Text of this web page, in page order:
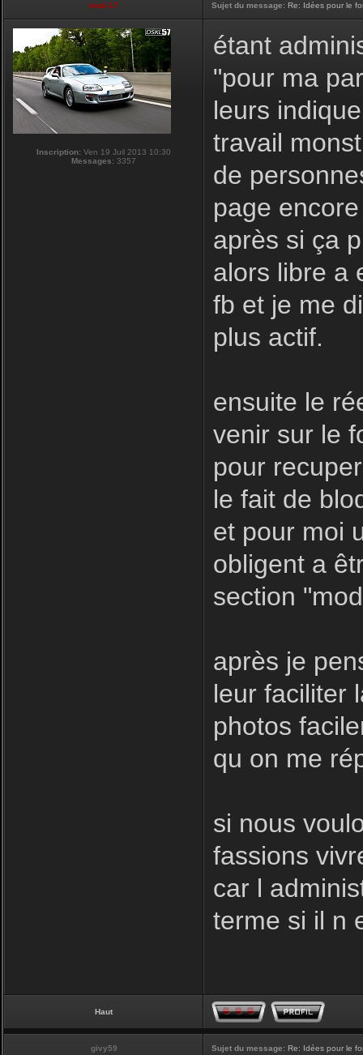
touti-17 Sujet du message: Re: Idées pour le
Inscription: Ven 19 Juil 2013 10:30
Messages: 3357
étant
"pour ma
leurs
travail
de
page
après si ça
alors libre a
fb et je me
plus actif.
ensuite le
venir sur le
pour
le fait de
et pour moi
obligent a
section
après je
leur faciliter
photos
qu on me
si nous
fassions
car l
terme si il n
Haut
givy59 Sujet du message: Re: Idées pour le